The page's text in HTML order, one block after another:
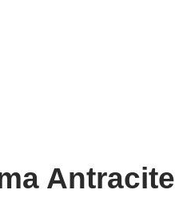
Antracite